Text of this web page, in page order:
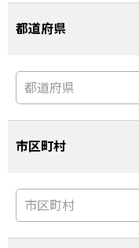
都道府県
市区町村